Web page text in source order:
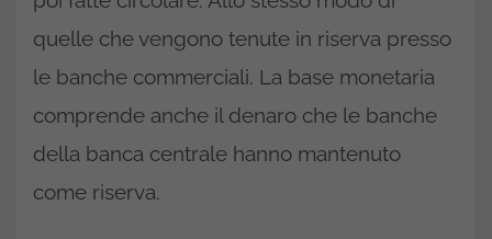
quelle che vengono tenute in riserva presso
le banche commerciali. La base monetaria
comprende anche il denaro che le banche
della banca centrale hanno mantenuto
come riserva.